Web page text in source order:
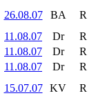
26.08.07
BA R
11.08.07
Dr R
11.08.07
Dr R
11.08.07
Dr R
15.07.07
KV R